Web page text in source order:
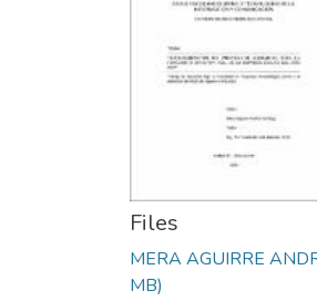
Files
MERA AGUIRRE
MB)